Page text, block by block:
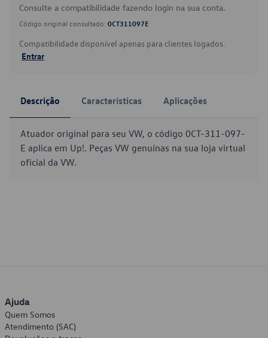
Consulte a compatibilidade fazendo login na sua conta.
Código original consultado: 0CT311097E
Compatibilidade disponível apenas para clientes logados.
Entrar
Descrição Características Aplicações
Atuador original para seu VW, o código 0CT-311-097-
E aplica em Up!. Peças VW genuínas na sua loja virtual
oficial da VW.
Ajuda
Quem Somos
Atendimento (SAC)